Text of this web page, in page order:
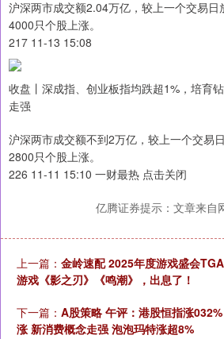
沪深两市成交额2.04万亿，较上一个交易日
4000只个股上涨。
217 11-13 15:08
收盘丨深成指、创业板指均跌超1%，培育
走强
沪深两市成交额不到2万亿，较上一个交易
2800只个股上涨。
226 11-11 15:10 一财最热 点击关闭
亿腾证券提示：文章来自
上一篇： 金岭速配 2025年度游戏盛会
游戏《影之刃》《鸣潮》，出息了！
下一篇： A股策略 午评：港股恒指涨
涨 新消费概念走强 泡泡玛特涨超8%